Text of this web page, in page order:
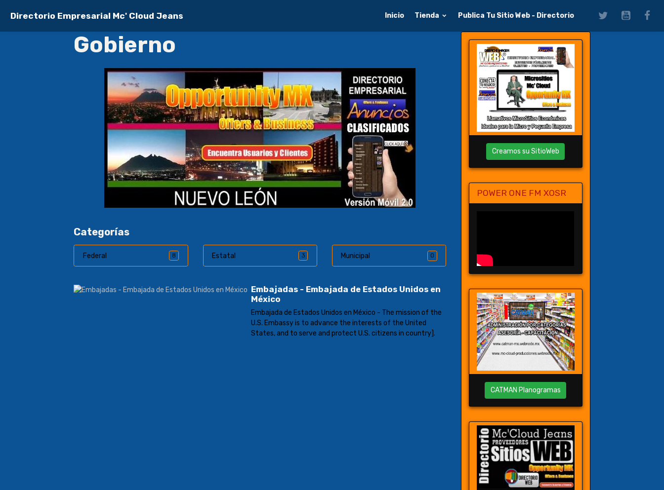
Directorio Empresarial Mc' Cloud Jeans Inicio Tienda Publica Tu Sitio Web - Directorio
Gobierno
Categorías
Federal 8 Estatal 3 Municipal 0
Embajadas - Embajada de Estados Unidos en
México
Embajada de Estados Unidos en México - The mission of the
U.S. Embassy is to advance the interests of the United
States, and to serve and protect U.S. citizens in country].
Creamos su SitioWeb
POWER ONE FM XOSR
CATMAN Planogramas